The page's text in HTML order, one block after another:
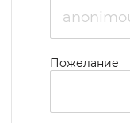
использовать
новые
активноПожелание